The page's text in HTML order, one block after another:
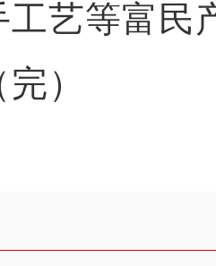
工艺等富民
）